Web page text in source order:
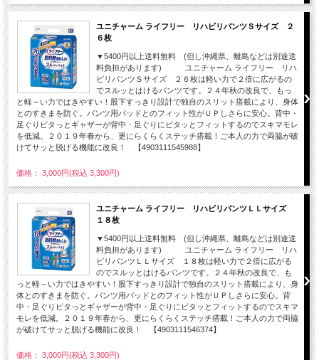
ユニチャーム ライフリー リハビリパンツＳサイズ ２
６枚
▼5400円以上送料無料 (但し沖縄県、離島などは別途送
料負担があります) ユニチャーム ライフリー リハ
ビリパンツＳサイズ ２６枚は軽い力で２倍に広がるの
でスルッとはけるパンツです。２４年秋の改良で、もっ
と軽～い力ではきやすい！股下すっきり設計で独自のスリット搭載により、身体
とのすきまを防ぐ。パンツ用パッドとのフィット性がＵＰしさらに安心。背中・
足ぐりピタっとギャザーが背中・足ぐりにピタッとフィットするのでスキマモレ
を低減。２０１９年春から、更にらくらくステッチ搭載！ご本人の力で両脇が破
けてサッと脱げる機能に改良！ 【4903111545988】
価格： 3,000円(税込 3,300円)
ユニチャーム ライフリー リハビリパンツＬＬサイズ
１８枚
▼5400円以上送料無料 (但し沖縄県、離島などは別途送
料負担があります) ユニチャーム ライフリー リハ
ビリパンツＬＬサイズ １８枚は軽い力で２倍に広がる
のでスルッとはけるパンツです。２４年秋の改良で、も
っと軽～い力ではきやすい！股下すっきり設計で独自のスリット搭載により、身
体とのすきまを防ぐ。パンツ用パッドとのフィット性がＵＰしさらに安心。背
中・足ぐりピタっとギャザーが背中・足ぐりにピタッとフィットするのでスキマ
モレを低減。２０１９年春から、更にらくらくステッチ搭載！ご本人の力で両脇
が破けてサッと脱げる機能に改良！ 【4903111546374】
価格： 3,000円(税込 3,300円)